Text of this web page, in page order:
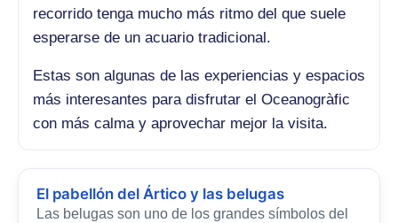
recorrido tenga mucho más ritmo del que suele
esperarse de un acuario tradicional.
Estas son algunas de las experiencias y espacios
más interesantes para disfrutar el Oceanogràfic
con más calma y aprovechar mejor la visita.
El pabellón del Ártico y las belugas
Las belugas son uno de los grandes símbolos del